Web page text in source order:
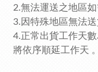
2.無法運送之地區
3.因特殊地區無法
4.正常出貨工作天
將依序順延工作天 。